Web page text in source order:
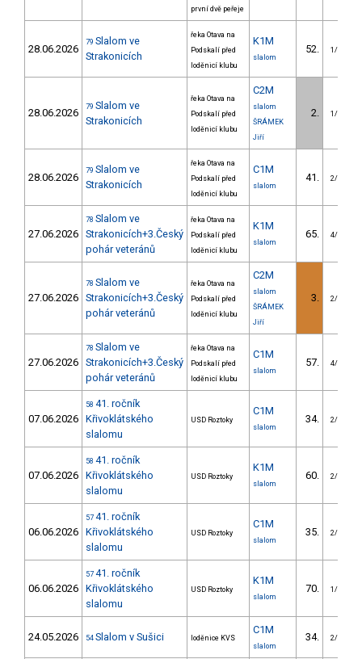
první dvě peřeje
28.06.2026
79 Slalom ve
Strakonicích
řeka Otava na
Podskalí před
loděnicí klubu
K1M
slalom
52. 1/VS
28.06.2026 79 Slalom ve
Strakonicích
řeka Otava na
Podskalí před
loděnicí klubu
C2M
slalom
ŠRÁMEK
Jiří
2. 1/VS
28.06.2026
79 Slalom ve
Strakonicích
řeka Otava na
Podskalí před
loděnicí klubu
C1M
slalom
41. 2/VS
27.06.2026
78 Slalom ve
Strakonicích+3.Český
pohár veteránů
řeka Otava na
Podskalí před
loděnicí klubu
K1M
slalom
65. 4/VS
27.06.2026
78 Slalom ve
Strakonicích+3.Český
pohár veteránů
řeka Otava na
Podskalí před
loděnicí klubu
C2M
slalom
ŠRÁMEK
Jiří
3. 2/VS
27.06.2026
78 Slalom ve
Strakonicích+3.Český
pohár veteránů
řeka Otava na
Podskalí před
loděnicí klubu
C1M
slalom
57. 4/VS
07.06.2026
58 41. ročník
Křivoklátského
slalomu
USD Roztoky
C1M
slalom
34. 2/VS
07.06.2026
58 41. ročník
Křivoklátského
slalomu
USD Roztoky
K1M
slalom
60. 2/VS
06.06.2026
57 41. ročník
Křivoklátského
slalomu
USD Roztoky
C1M
slalom
35. 2/VS
06.06.2026
57 41. ročník
Křivoklátského
slalomu
USD Roztoky
K1M
slalom
70. 1/VS
24.05.2026 54 Slalom v Sušici loděnice KVS
C1M
slalom
34. 2/VS